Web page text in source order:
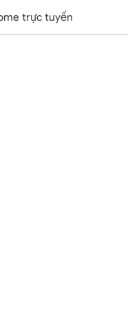
trực tuyến